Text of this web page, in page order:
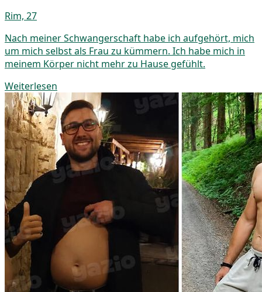
Rim, 27
Nach meiner Schwangerschaft habe ich aufgehört, mich
um mich selbst als Frau zu kümmern. Ich habe mich in
meinem Körper nicht mehr zu Hause gefühlt.
Weiterlesen